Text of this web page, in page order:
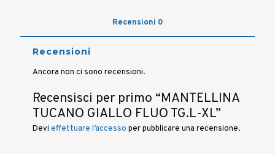
Recensioni 0
Recensioni
Ancora non ci sono recensioni.
Recensisci per primo “MANTELLINA
TUCANO GIALLO FLUO TG.L-XL”
Devi effettuare l’accesso per pubblicare una recensione.